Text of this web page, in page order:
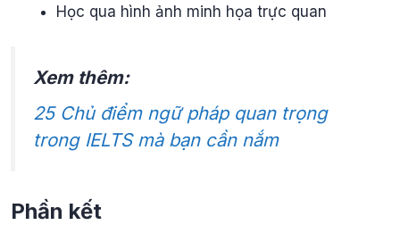
Học qua hình ảnh minh họa trực quan
Xem thêm:
25 Chủ điểm ngữ pháp quan trọng
trong IELTS mà bạn cần nắm
Phần kết